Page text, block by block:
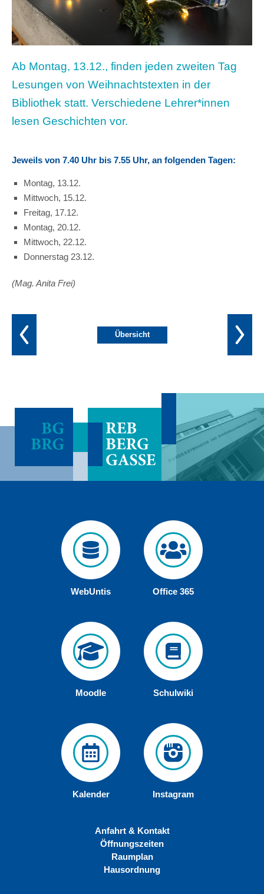
Ab Montag, 13.12., finden jeden zweiten Tag
Lesungen von Weihnachtstexten in der
Bibliothek statt. Verschiedene Lehrer*innen
lesen Geschichten vor.
Jeweils von 7.40 Uhr bis 7.55 Uhr, an folgenden Tagen:
Montag, 13.12.
Mittwoch, 15.12.
Freitag, 17.12.
Montag, 20.12.
Mittwoch, 22.12.
Donnerstag 23.12.
(Mag. Anita Frei)
Übersicht
WebUntis Office 365
Moodle Schulwiki
Kalender Instagram
Anfahrt & Kontakt
Öffnungszeiten
Raumplan
Hausordnung